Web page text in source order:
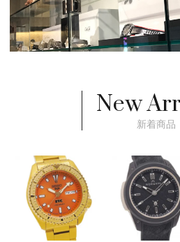
New
新着商品